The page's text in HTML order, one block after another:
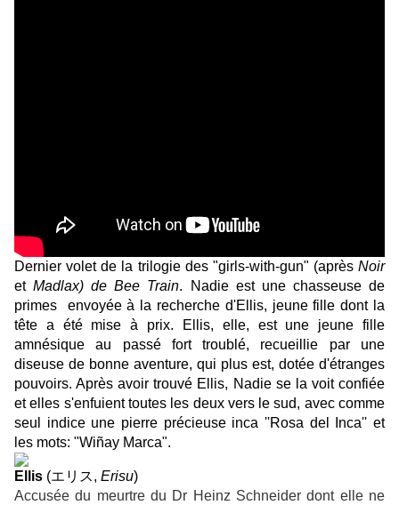
Dernier volet de la trilogie des "girls-with-gun" (après Noir
etMadlax) de Bee Train. Nadie est une chasseuse de
primes
envoyée à la recherche d'Ellis, jeune fille dont la
tête a été mise à prix. Ellis, elle, est une jeune fille
amnésique au passé fort troublé, recueillie par une
diseuse de bonne aventure, qui plus est, dotée d'étranges
pouvoirs. Après avoir trouvé Ellis, Nadie se la voit confiée
et elles s'enfuient toutes les deux vers le sud, avec comme
seul indice une pierre précieuseinca ''Rosa del Inca'' et
les mots: "Wiñay Marca".
Ellis (エリス, Erisu)
Accusée du meurtre du Dr Heinz Schneider dont elle ne